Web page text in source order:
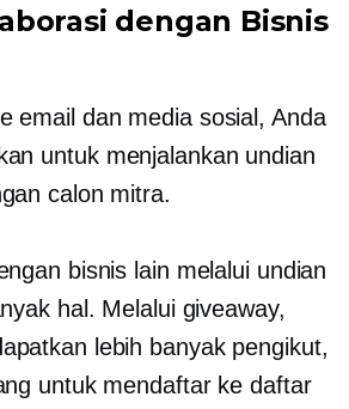
dengan Bisnis
email dan media sosial, Anda
untuk menjalankan undian
calon mitra.
bisnis lain melalui undian
hal. Melalui giveaway,
lebih banyak pengikut,
untuk mendaftar ke daftar